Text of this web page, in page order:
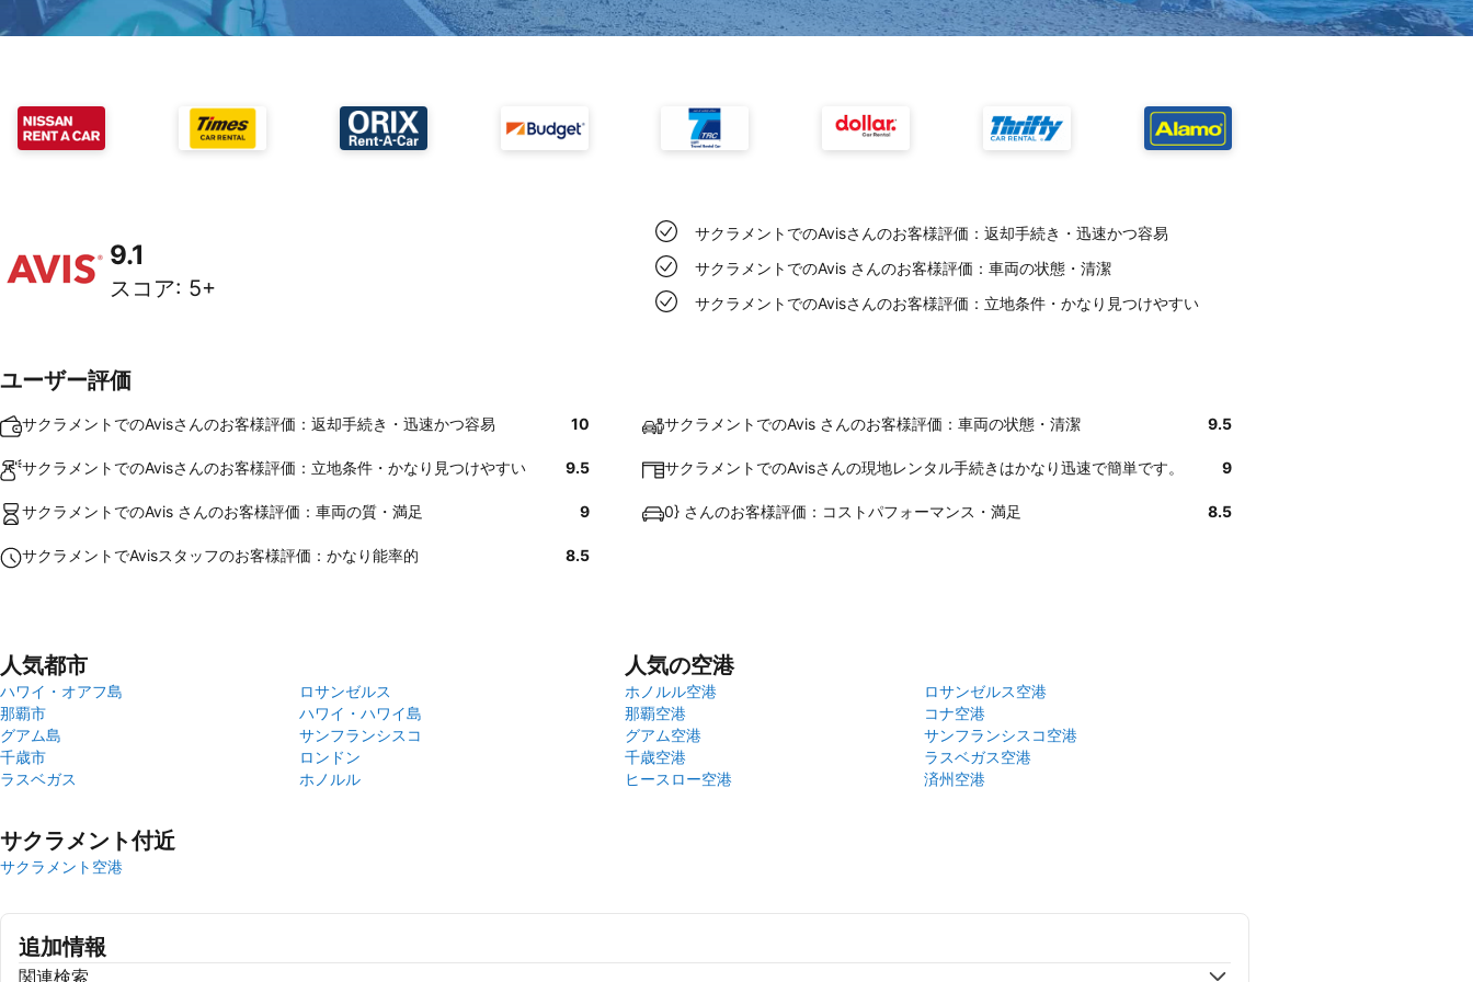
9.1
スコア: 5+
サクラメントでのAvisさんのお客様評価：返却手続き・迅速かつ容易
サクラメントでのAvis さんのお客様評価：車両の状態・清潔
サクラメントでのAvisさんのお客様評価：立地条件・かなり見つけやすい
ユーザー評価
サクラメントでのAvisさんのお客様評価：返却手続き・迅速かつ容易 10 サクラメントでのAvis さんのお客様評価：車両の状態・清潔 9.5
サクラメントでのAvisさんのお客様評価：立地条件・かなり見つけやすい 9.5 サクラメントでのAvisさんの現地レンタル手続きはかなり迅速で簡単です。 9
サクラメントでのAvis さんのお客様評価：車両の質・満足 9 0} さんのお客様評価：コストパフォーマンス・満足 8.5
サクラメントでAvisスタッフのお客様評価：かなり能率的 8.5
人気都市
ハワイ・オアフ島
ロサンゼルス
那覇市
ハワイ・ハワイ島
グアム島
サンフランシスコ
千歳市
ロンドン
ラスベガス
ホノルル
人気の空港
ホノルル空港
ロサンゼルス空港
那覇空港
コナ空港
グアム空港
サンフランシスコ空港
千歳空港
ラスベガス空港
ヒースロー空港
済州空港
サクラメント付近
サクラメント空港
追加情報
関連検索